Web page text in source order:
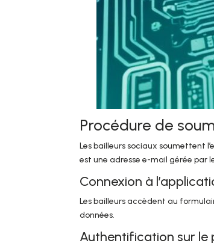
Procédure de
Les bailleurs sociaux soumettent
est une adresse e-mail gérée par
Connexion à
Les bailleurs accèdent au
données.
Authentification sur le